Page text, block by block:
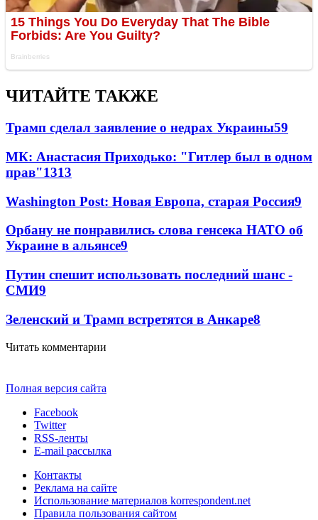
ЧИТАЙТЕ ТАКЖЕ
Трамп сделал заявление о недрах Украины59
МК: Анастасия Приходько: "Гитлер был в одном
прав"1313
Washington Post: Новая Европа, старая Россия9
Орбану не понравились слова генсека НАТО об
Украине в альянсе9
Путин спешит использовать последний шанс -
СМИ9
Зеленский и Трамп встретятся в Анкаре8
Читать комментарии
Полная версия сайта
Facebook
Twitter
RSS-ленты
E-mail рассылка
Контакты
Реклама на сайте
Использование материалов korrespondent.net
Правила пользования сайтом